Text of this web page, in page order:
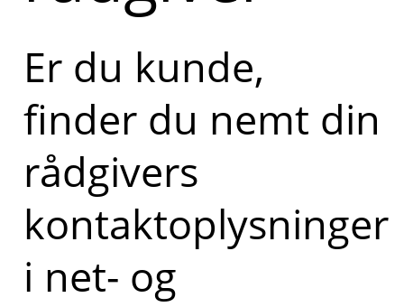
Er du kunde,
finder du nemt din
rådgivers
kontaktoplysninger
i net- og